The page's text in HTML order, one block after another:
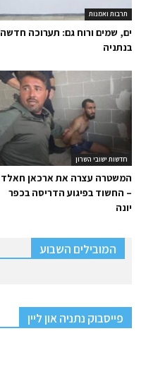
תרבות ואמנות
ים, שמים ורוח גם: תערוכה חדשה
בנתניה
חדשות ישובי השרון
המשטרה עצרה את ארכאן חאלד
– החשוד בפיגוע הדריסה בכפר
יונה
המובילים השבוע
פייסבוק נתניה און ליין